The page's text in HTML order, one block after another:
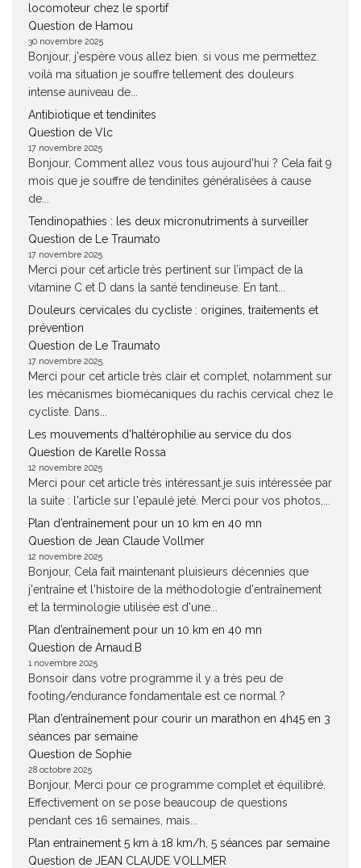
locomoteur chez le sportif
Question de Hamou
30 novembre 2025
Bonjour, j'espère vous allez bien. si vous me permettez.
voilà ma situation je souffre tellement des douleurs
intense auniveau de...
Antibiotique et tendinites
Question de Vlc
17 novembre 2025
Bonjour, Comment allez vous tous aujourd'hui ? Cela fait 9
mois que je souffre de tendinites généralisées à cause
de...
Tendinopathies : les deux micronutriments à surveiller
Question de Le Traumato
17 novembre 2025
Merci pour cet article très pertinent sur l’impact de la
vitamine C et D dans la santé tendineuse. En tant...
Douleurs cervicales du cycliste : origines, traitements et
prévention
Question de Le Traumato
17 novembre 2025
Merci pour cet article très clair et complet, notamment sur
les mécanismes biomécaniques du rachis cervical chez le
cycliste. Dans...
Les mouvements d’haltérophilie au service du dos
Question de Karelle Rossa
12 novembre 2025
Merci pour cet article très intéressant.je suis intéressée par
la suite : l'article sur l'epaulé jeté. Merci pour vos photos,...
Plan d’entraînement pour un 10 km en 40 mn
Question de Jean Claude Vollmer
12 novembre 2025
Bonjour, Cela fait maintenant pluisieurs décennies que
j'entraîne et l'histoire de la méthodologie d'entraînement
et la terminologie utilisée est d'une...
Plan d’entraînement pour un 10 km en 40 mn
Question de Arnaud.B
1 novembre 2025
Bonsoir dans votre programme il y a très peu de
footing/endurance fondamentale est ce normal ?
Plan d’entraînement pour courir un marathon en 4h45 en 3
séances par semaine
Question de Sophie
28 octobre 2025
Bonjour, Merci pour ce programme complet et équilibré.
Effectivement on se pose beaucoup de questions
pendant ces 16 semaines, mais...
Plan entrainement 5 km à 18 km/h, 5 séances par semaine
Question de JEAN CLAUDE VOLLMER